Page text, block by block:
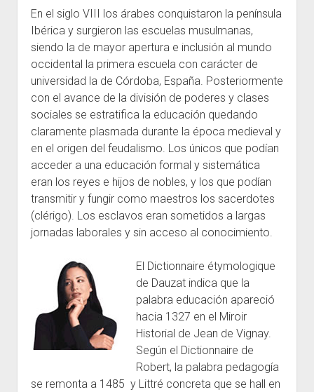
En el siglo VIII los árabes conquistaron la península
Ibérica y surgieron las escuelas musulmanas,
siendo la de mayor apertura e inclusión al mundo
occidental la primera escuela con carácter de
universidad la de Córdoba, España. Posteriormente
con el avance de la división de poderes y clases
sociales se estratifica la educación quedando
claramente plasmada durante la época medieval y
en el origen del feudalismo. Los únicos que podían
acceder a una educación formal y sistemática
eran los reyes e hijos de nobles, y los que podían
transmitir y fungir como maestros los sacerdotes
(clérigo). Los esclavos eran sometidos a largas
jornadas laborales y sin acceso al conocimiento.
El Dictionnaire étymologique
de Dauzat indica que la
palabra educación apareció
hacia 1327 en el Miroir
Historial de Jean de Vignay.
Según el Dictionnaire de
Robert, la palabra pedagogía
se remonta a 1485 y Littré concreta que se hall en